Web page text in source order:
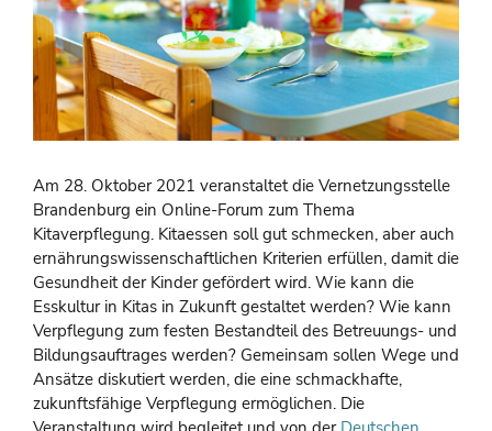
Am 28. Oktober 2021 veranstaltet die Vernetzungsstelle
Brandenburg ein Online-Forum zum Thema
Kitaverpflegung. Kitaessen soll gut schmecken, aber auch
ernährungswissenschaftlichen Kriterien erfüllen, damit die
Gesundheit der Kinder gefördert wird. Wie kann die
Esskultur in Kitas in Zukunft gestaltet werden? Wie kann
Verpflegung zum festen Bestandteil des Betreuungs- und
Bildungsauftrages werden? Gemeinsam sollen Wege und
Ansätze diskutiert werden, die eine schmackhafte,
zukunftsfähige Verpflegung ermöglichen. Die